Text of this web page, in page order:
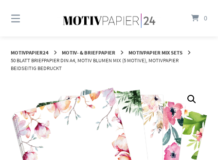
zum
0
MOTIVPAPIER24 MOTIV- & BRIEFPAPIER
MOTIVPAPIER MIX SETS
50 BLATT BRIEFPAPIER DIN A4, MOTIV BLUMEN MIX (5 MOTIVE), MOTIVPAPIER
BEIDSEITIG BEDRUCKT